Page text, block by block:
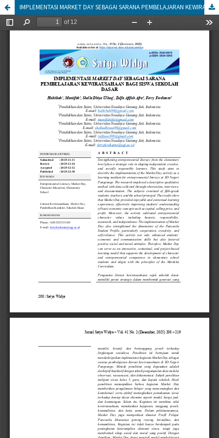
IMPLEMENTASI MARKET DAY SEBAGAI SARANA PEMBELAJARAN KEWIRAUSAHAAN BAGI SISWA SEKOLAH DASAR